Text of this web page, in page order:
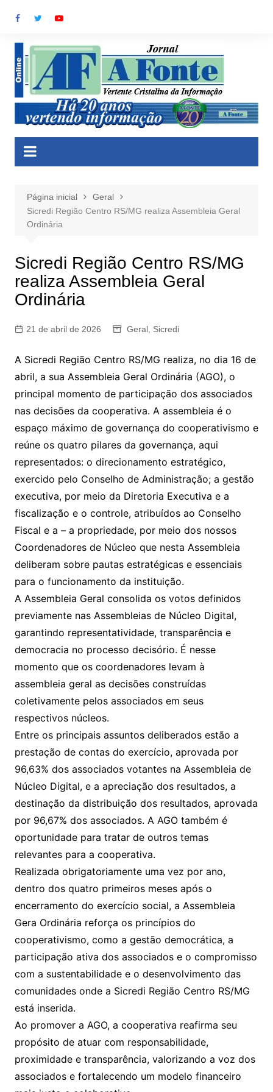
para
conteúdo
Página inicial
Geral
Sicredi Região Centro RS/MG realiza Assembleia Geral
Ordinária
Sicredi Região Centro RS/MG
realiza Assembleia Geral
Ordinária
21 de abril de 2026 Geral, Sicredi
A Sicredi Região Centro RS/MG realiza, no dia 16 de
abril, a sua Assembleia Geral Ordinária (AGO), o
principal momento de participação dos associados
nas decisões da cooperativa. A assembleia é o
espaço máximo de governança do cooperativismo e
reúne os quatro pilares da governança, aqui
representados: o direcionamento estratégico,
exercido pelo Conselho de Administração; a gestão
executiva, por meio da Diretoria Executiva e a
fiscalização e o controle, atribuídos ao Conselho
Fiscal e a – a propriedade, por meio dos nossos
Coordenadores de Núcleo que nesta Assembleia
deliberam sobre pautas estratégicas e essenciais
para o funcionamento da instituição.
A Assembleia Geral consolida os votos definidos
previamente nas Assembleias de Núcleo Digital,
garantindo representatividade, transparência e
democracia no processo decisório. É nesse
momento que os coordenadores levam à
assembleia geral as decisões construídas
coletivamente pelos associados em seus
respectivos núcleos.
Entre os principais assuntos deliberados estão a
prestação de contas do exercício, aprovada por
96,63% dos associados votantes na Assembleia de
Núcleo Digital, e a apreciação dos resultados, a
destinação da distribuição dos resultados, aprovada
por 96,67% dos associados. A AGO também é
oportunidade para tratar de outros temas
relevantes para a cooperativa.
Realizada obrigatoriamente uma vez por ano,
dentro dos quatro primeiros meses após o
encerramento do exercício social, a Assembleia
Gera Ordinária reforça os princípios do
cooperativismo, como a gestão democrática, a
participação ativa dos associados e o compromisso
com a sustentabilidade e o desenvolvimento das
comunidades onde a Sicredi Região Centro RS/MG
está inserida.
Ao promover a AGO, a cooperativa reafirma seu
propósito de atuar com responsabilidade,
proximidade e transparência, valorizando a voz dos
associados e fortalecendo um modelo financeiro